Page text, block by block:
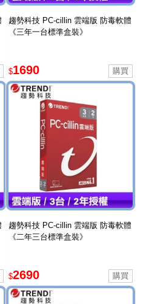
趨勢科技 PC-cillin 雲端版 防毒軟體
《三年一台標準盒裝》
$1690
趨勢科技 PC-cillin 雲端版 防毒軟體
《二年三台標準盒裝》
$2690